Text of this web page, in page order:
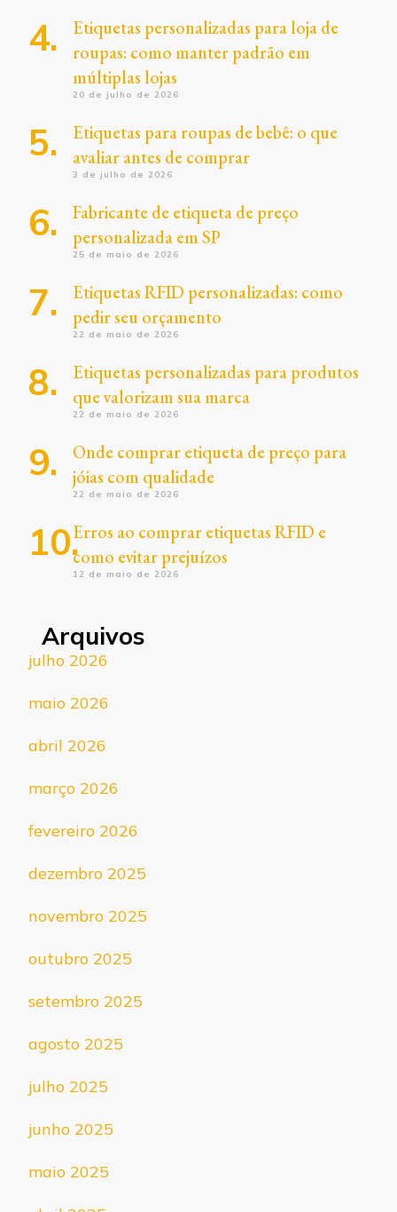
Etiquetas personalizadas para loja de
roupas: como manter padrão em
múltiplas lojas
20 de julho de 2026
Etiquetas para roupas de bebê: o que
avaliar antes de comprar
3 de julho de 2026
Fabricante de etiqueta de preço
personalizada em SP
25 de maio de 2026
Etiquetas RFID personalizadas: como
pedir seu orçamento
22 de maio de 2026
Etiquetas personalizadas para produtos
que valorizam sua marca
22 de maio de 2026
Onde comprar etiqueta de preço para
jóias com qualidade
22 de maio de 2026
Erros ao comprar etiquetas RFID e
como evitar prejuízos
12 de maio de 2026
Arquivos
julho 2026
maio 2026
abril 2026
março 2026
fevereiro 2026
dezembro 2025
novembro 2025
outubro 2025
setembro 2025
agosto 2025
julho 2025
junho 2025
maio 2025